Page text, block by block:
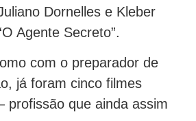
Dornelles e Kleber
Agente Secreto”.
com o preparador de
já foram cinco filmes
profissão que ainda assim